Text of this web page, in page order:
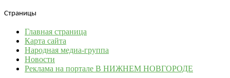
Страницы
Главная страница
Карта сайта
Народная медиа-группа
Новости
Реклама на портале В НИЖНЕМ НОВГОРОДЕ